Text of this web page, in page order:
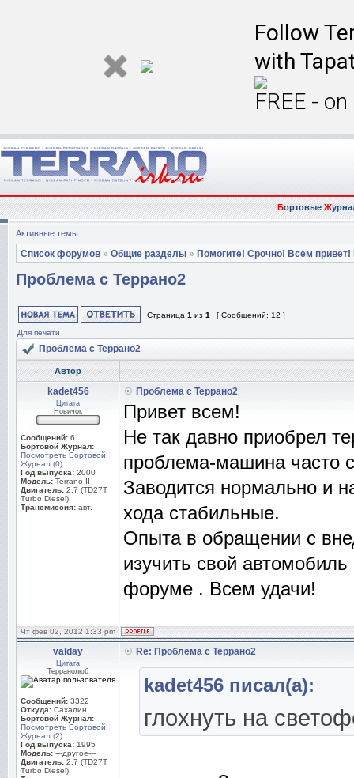
Follow
with
FREE -
БортовыеЖ
Активные темы
Список форумов » Общие разделы » Помогите! Срочно! Всем
Проблема с Террано2
Страница 1 из 1
[ Сообщений: 12 ]
Для печати
Проблема с Террано2
Автор
kadet456
Цитата
Новичок
Сообщений: 6
Бортовой Журнал:
Посмотреть Бортовой
Журнал (0)
Год выпуска: 2000
Модель: Terrano II
Двигатель: 2.7 (TD27T
Turbo Diesel)
Трансмиссия: авт.
Проблема с Террано2
Привет всем!
Не так давно приобрел
проблема-машина часто
Заводится нормально и
хода стабильные.
Опыта в обращении с
изучить свой
форуме . Всем удачи!
Чт фев 02, 2012 1:33 pm
valday
Цитата
Терранолюб
Сообщений: 3322
Откуда: Сахалин
Бортовой Журнал:
Посмотреть Бортовой
Журнал (2)
Год выпуска: 1995
Модель: ---другое---
Двигатель: 2.7 (TD27T
Turbo Diesel)
Re: Проблема с Террано2
kadet456 писал(а):
глохнуть на